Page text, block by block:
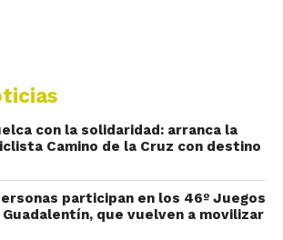
con la solidaridad: arranca la
Camino de la Cruz con destino
participan en los 46º Juegos
que vuelven a movilizar